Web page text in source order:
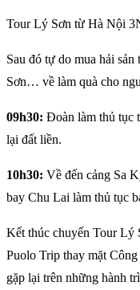
Tour Lý Sơn từ Hà Nội
Sau đó tự do mua hải
Sơn… về làm quà cho
09h30: Đoàn làm thủ tục
lại đất liền.
10h30: Về đến cảng Sa
bay Chu Lai làm thủ tục
Kết thúc chuyến Tour
Puolo Trip thay mặt
gặp lại trên những hành